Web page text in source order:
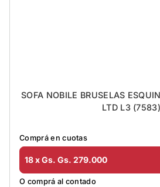
SOFA NOBILE BRUSELAS
LTD L3 (7583)
Comprá en cuotas
18 x Gs. Gs. 279.000
O comprá al contado